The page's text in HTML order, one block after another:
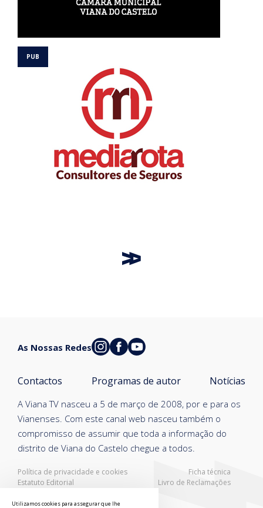
Política de privacidade e cookies
Ficha técnica
Estatuto Editorial
Livro de Reclamações
A Viana TV nasceu a 5 de março de 2008, por e para os
Vianenses. Com este canal web nasceu também o
compromisso de assumir que toda a informação do
distrito de Viana do Castelo chegue a todos.
Contactos Programas de autor Notícias
As Nossas Redes
Utilizamos cookies para assegurar que lhe